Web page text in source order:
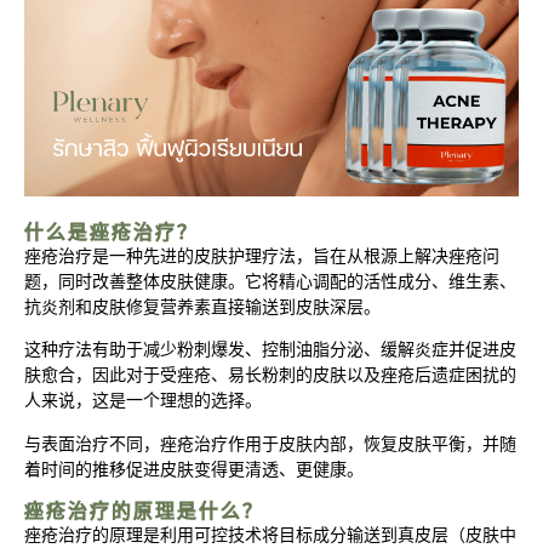
什么是痤疮治疗？
痤疮治疗是一种先进的皮肤护理疗法，旨在从根源上解决痤疮问
题，同时改善整体皮肤健康。它将精心调配的活性成分、维生素、
抗炎剂和皮肤修复营养素直接输送到皮肤深层。
这种疗法有助于减少粉刺爆发、控制油脂分泌、缓解炎症并促进皮
肤愈合，因此对于受痤疮、易长粉刺的皮肤以及痤疮后遗症困扰的
人来说，这是一个理想的选择。
与表面治疗不同，痤疮治疗作用于皮肤内部，恢复皮肤平衡，并随
着时间的推移促进皮肤变得更清透、更健康。
痤疮治疗的原理是什么？
痤疮治疗的原理是利用可控技术将目标成分输送到真皮层（皮肤中